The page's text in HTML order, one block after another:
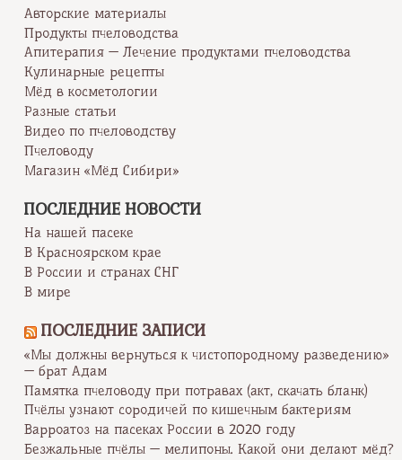
Авторские материалы
Продукты пчеловодства
Апитерапия — Лечение продуктами пчеловодства
Кулинарные рецепты
Мёд в косметологии
Разные статьи
Видео по пчеловодству
Пчеловоду
Магазин «Мёд Сибири»
ПОСЛЕДНИЕ НОВОСТИ
На нашей пасеке
В Красноярском крае
В России и странах СНГ
В мире
ПОСЛЕДНИЕ ЗАПИСИ
«Мы должны вернуться к чистопородному разведению»
— брат Адам
Памятка пчеловоду при потравах (акт, скачать бланк)
Пчёлы узнают сородичей по кишечным бактериям
Варроатоз на пасеках России в 2020 году
Безжальные пчёлы — мелипоны. Какой они делают мёд?